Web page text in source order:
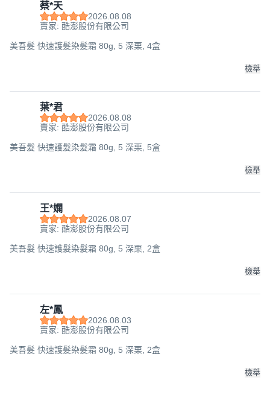
蔡*天
2026.08.08
賣家: 酷澎股份有限公司
美吾髮 快速護髮染髮霜 80g, 5 深栗, 4盒
檢舉
葉*君
2026.08.08
賣家: 酷澎股份有限公司
美吾髮 快速護髮染髮霜 80g, 5 深栗, 5盒
檢舉
王*嫻
2026.08.07
賣家: 酷澎股份有限公司
美吾髮 快速護髮染髮霜 80g, 5 深栗, 2盒
檢舉
左*鳳
2026.08.03
賣家: 酷澎股份有限公司
美吾髮 快速護髮染髮霜 80g, 5 深栗, 2盒
檢舉